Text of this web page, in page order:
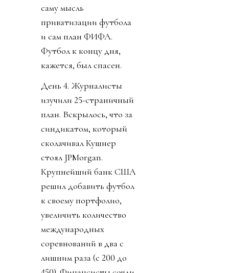
саму мысль
приватизации футбола
и сам план ФИФА.
Футбол к концу дня,
кажется, был спасен.
День 4. Журналисты
изучили 25-страничный
план. Вскрылось, что за
синдикатом, который
сколачивал Кушнер
стоял JPMorgan.
Крупнейший банк США
решил добавить футбол
к своему портфолио,
увеличить количество
международных
соревнований в два с
лишним раза (с 200 до